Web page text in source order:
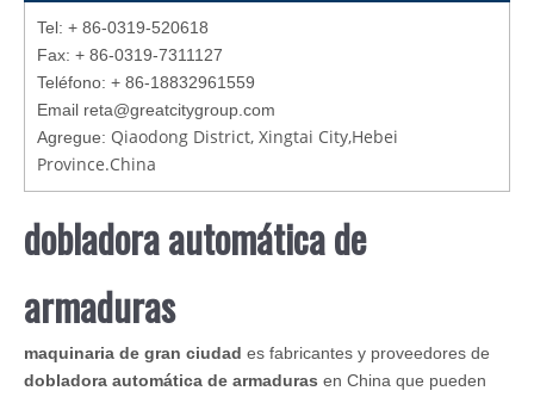
Tel: + 86-0319-520618
Fax: + 86-0319-7311127
Teléfono: + 86-18832961559
Email reta@greatcitygroup.com
Agregue: Qiaodong District, Xingtai City,Hebei
Province.China
dobladora automática de
armaduras
maquinaria de gran ciudad es fabricantes y proveedores de
dobladora automática de armaduras en China que pueden